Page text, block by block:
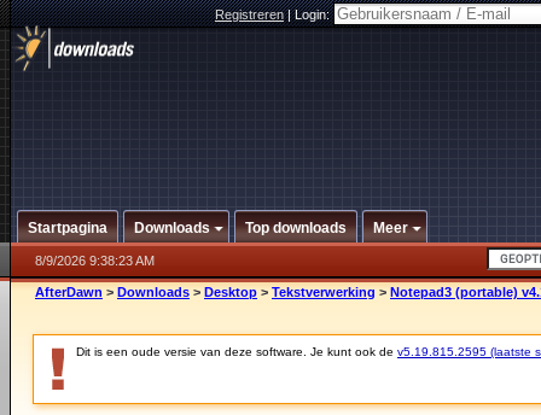
Registreren|Login:
Startpagina Downloads Top downloads Meer
8/9/2026 9:38:23 AM
AfterDawn > Downloads > Desktop > Tekstverwerking > Notepad3 (portable)
Dit is een oude versie van deze software. Je kunt ook de v5.19.815.2595 (laatste